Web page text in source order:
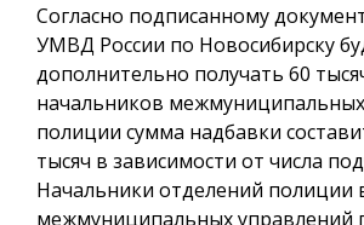
Согласно подписанному
УМВД России по Новосибирску
дополнительно получать 60
начальников
полиции сумма надбавки
тысяч в зависимости от числа
Начальники отделений полиции
межмуниципальных управлений